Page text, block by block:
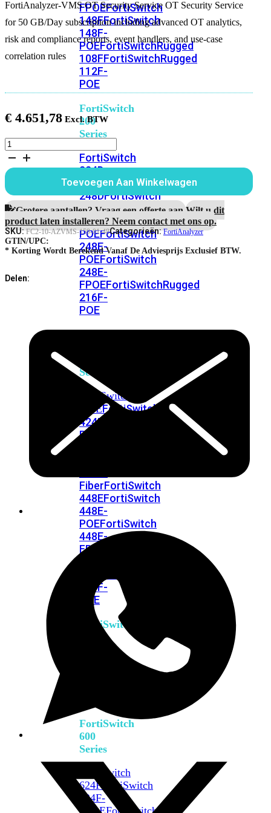
FPOEFortiSwitch
148FFortiSwitch
148F-
POEFortiSwitchRugged
108FFortiSwitchRugged
112F-
POE
FortiSwitch
200
Series
FortiSwitch
224D-
FPOEFortiSwitch
248DFortiSwitch
224EFortiswitch
224E-
POEFortiSwitch
248E-
POEFortiSwitch
248E-
FPOEFortiSwitchRugged
216F-
POE
Series
FortiSwitch
424EFortiSwitch
424E-
POE
FiberFortiSwitch
448EFortiSwitch
448E-
POEFortiSwitch
448E-
FPOE
424F-
POE
FortiSwitch
FortiSwitch
600
Series
FortiSwitch
624F FortiSwitch
624F-
FPOEFortiSwitch
FortiAnalyzer-VMS OT Security Service OT Security Service
for 50 GB/Day subscription including advanced OT analytics,
risk and compliance reports, event handlers, and use-case
correlation rules
€ 4.651,78
FortiAnalyzer-
VMS
jaar
OT
Security
Service
voor
50
GB/Dag
subscription
Toevoegen Aan Winkelwagen
Grotere aantallen? Vraag een offerte aan.Wilt u dit
product laten installeren? Neem contact met ons op.
SKU:FC2-10-AZVMS-159-01-48Categorieën:FortiAnalyzer
GTIN/UPC:
* Korting Wordt Berekend Vanaf De Adviesprijs Exclusief BTW.
Delen: